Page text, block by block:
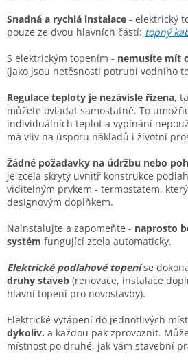
Snadná a rychlá instalace - elektrický
pouze ze dvou hlavních částí: topný
S elektrickým topením - nemusíte mít
(jako jsou netěsnosti potrubí vodního
Regulace teploty je nezávisle řízena,
můžete ovládat samostatně. To
individuálních teplot a vypínání
má vliv na úsporu nákladů i životní
Žádné požadavky na údržbu nebo
je zcela skrytý uvnitř konstrukce
viditelným prvkem - termostatem,
designovým doplňkem.
Nainstalujte a zapomeňte - naprosto
systém fungující zcela automaticky.
Elektrické podlahové topeníse
druhy staveb (renovace, instalace
hlavní topení pro novostavby).
Elektrické vytápění do jednotlivých
dykoliv. a každou pak zprovoznit.
místnost po druhé, jak vám stavební